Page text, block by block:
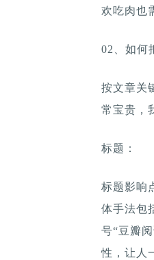
欢吃肉也
02、如何
按文章关
常宝贵，
标题：
标题影响
体手法包
号“豆瓣
性，让人